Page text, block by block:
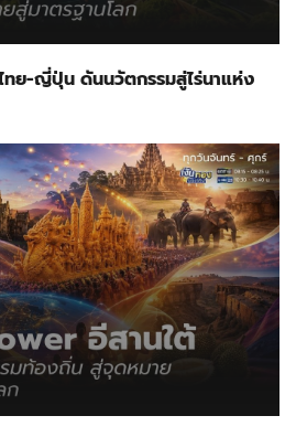
ทย-ญี่ปุ่น ดันนวัตกรรมสู่ไร่นาแห่ง